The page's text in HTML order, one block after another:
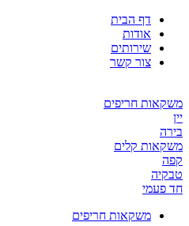
דף הבית
אודות
שירותים
צור קשר
משקאות חריפים
יין
בירה
משקאות קלים
קפה
טבקיה
חד פעמי
משקאות חריפים